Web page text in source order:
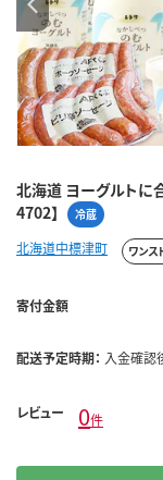
北海道 ヨーグルトに
4702】
冷蔵
北海道中標津町 ワンス
寄付金額
配送予定時期： 入金確認
レビュー 0件